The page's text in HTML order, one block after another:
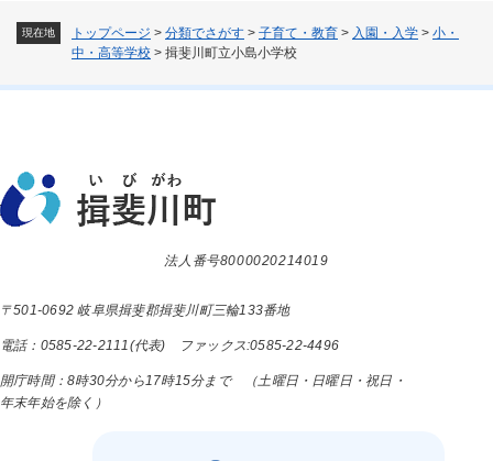
現在地 トップページ > 分類でさがす > 子育て・教育 > 入園・入学 > 小・
中・高等学校 > 揖斐川町立小島小学校
法人番号8000020214019
〒501-0692 岐阜県揖斐郡揖斐川町三輪133番地
電話：0585-22-2111(代表) ファックス:0585-22-4496
開庁時間：8時30分から17時15分まで （土曜日・日曜日・祝日・
年末年始を除く）